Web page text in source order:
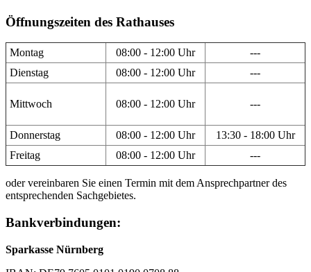
Öffnungszeiten des Rathauses
Montag 08:00 - 12:00 Uhr
---
Dienstag
08:00 - 12:00 Uhr ---
Mittwoch 08:00 - 12:00 Uhr ---
Donnerstag 08:00 - 12:00 Uhr
13:30 - 18:00 Uhr
Freitag
08:00 - 12:00 Uhr ---
oder vereinbaren Sie einen Termin mit dem Ansprechpartner des
entsprechenden Sachgebietes.
Bankverbindungen:
Sparkasse Nürnberg